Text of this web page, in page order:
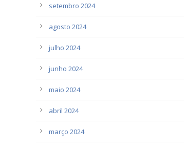
setembro 2024
agosto 2024
julho 2024
junho 2024
maio 2024
abril 2024
março 2024